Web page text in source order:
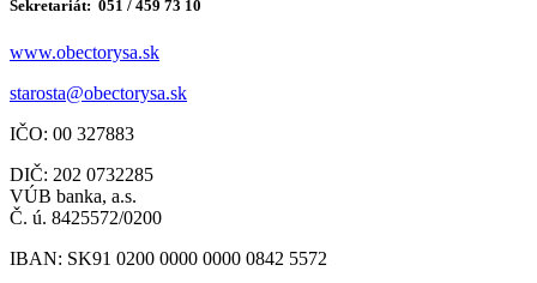
Sekretariát: 051 / 459 73 10
www.obectorysa.sk
starosta@obectorysa.sk
IČO: 00 327883
DIČ: 202 0732285
VÚB banka, a.s.
Č. ú. 8425572/0200
IBAN: SK91 0200 0000 0000 0842 5572